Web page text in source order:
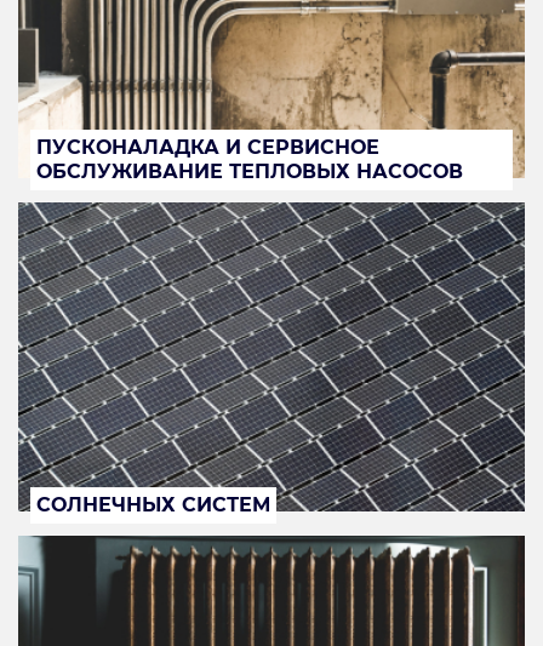
ПУСКОНАЛАДКА И СЕРВИСНОЕ
ОБСЛУЖИВАНИЕ ТЕПЛОВЫХ НАСОСОВ
СОЛНЕЧНЫХ СИСТЕМ